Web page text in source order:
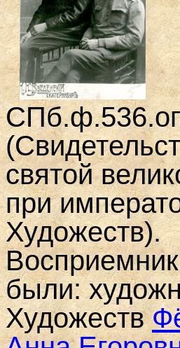
святой
при
Художеств).
были:
Художеств